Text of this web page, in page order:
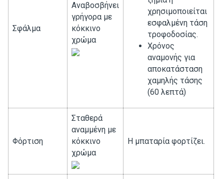
Σφάλμα
Αναβοσβήνει
γρήγορα με
κόκκινο
χρώμα
χρησιμοποιείται
εσφαλμένη τάση
τροφοδοσίας.
Χρόνος
αναμονής για
αποκατάσταση
χαμηλής τάσης
(60 λεπτά)
Φόρτιση
Σταθερά
αναμμένη με
κόκκινο
χρώμα
Η μπαταρία φορτίζει.